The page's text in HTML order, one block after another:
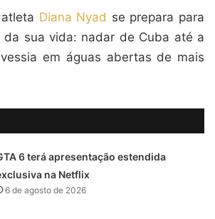
Diana Nyad se prepara para
da sua vida: nadar de Cuba até a
em águas abertas de mais
6 terá apresentação estendida
na Netflix
6 de agosto de 2026